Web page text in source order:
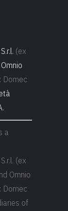
(ex
Domec
a
(ex
Omnio
Domec
of